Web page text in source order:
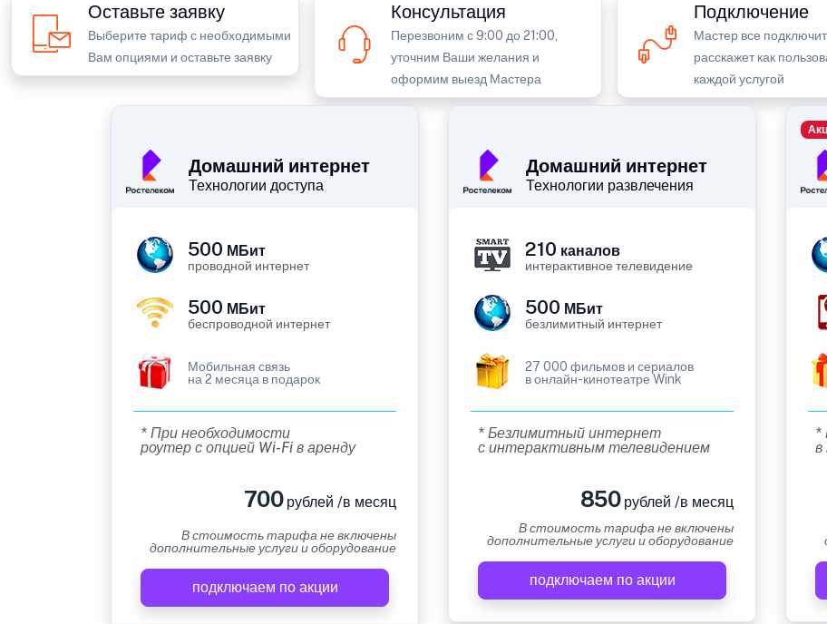
Оставьте заявку
Выберите тариф с необходимыми
Вам опциями и оставьте заявку
Консультация
Перезвоним с 9:00 до 21:00,
уточним Ваши желания и
оформим выезд Мастера
Подключение
Мастер все
расскажет как
каждой услугой
Домашний интернет
Технологии доступа
500 МБит
проводной интернет
500 МБит
беспроводной интернет
Мобильная связь
на 2 месяца в подарок
* При необходимости
роутер с опцией Wi-Fi в аренду
700рублей /в месяц
В стоимость тарифа не включены
дополнительные услуги и оборудование
подключаем по акции
Домашний интернет
Технологии развлечения
210 каналов
интерактивное телевидение
500 МБит
безлимитный интернет
27 000 фильмов и сериалов
в онлайн-кинотеатре Wink
* Безлимитный интернет
с интерактивным телевидением
850рублей /в месяц
В стоимость тарифа не включены
дополнительные услуги и оборудование
подключаем по акции
*
в